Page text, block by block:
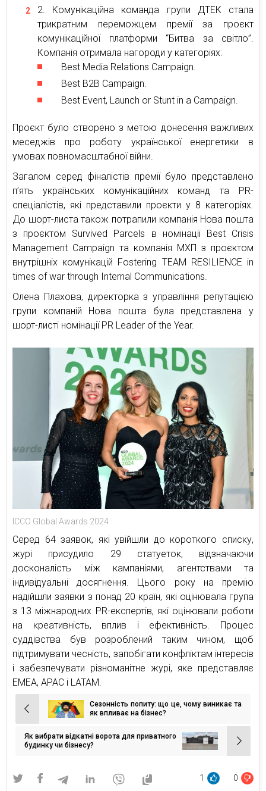
Комунікаційна команда групи ДТЕК стала
трикратним переможцем премії за проєкт
комунікаційної платформи “Битва за світло”.
Компанія отримала нагороди у категоріях:
Best Media Relations Campaign.
Best B2B Campaign.
Best Event, Launch or Stunt in a Campaign.
Проєкт було створено з метою донесення важливих
меседжів про роботу української енергетики в
умовах повномасштабної війни.
Загалом серед фіналістів премії було представлено
п’ять українських комунікаційних команд та PR-
спеціалістів, які представили проєкти у 8 категоріях.
До шорт-листа також потрапили компанія Нова пошта
з проєктом Survived Parcels в номінації Best Crisis
Management Campaign та компанія МХП з проєктом
внутрішніх комунікацій Fostering TEAM RESILIENCE in
times of war through Internal Communications.
Олена Плахова, директорка з управління репутацією
групи компаній Нова пошта була представлена у
шорт-листі номінації PR Leader of the Year.
ICCO Global Awards 2024
Серед 64 заявок, які увійшли до короткого списку,
журі присудило 29 статуеток, відзначаючи
досконалість між кампаніями, агентствами та
індивідуальні досягнення. Цього року на премію
надійшли заявки з понад 20 країн, які оцінювала група
з 13 міжнародних PR-експертів, які оцінювали роботи
на креативність, вплив і ефективність. Процес
суддівства був розроблений таким чином, щоб
підтримувати чесність, запобігати конфліктам інтересів
і забезпечувати різноманітне журі, яке представляє
EMEA, APAC і LATAM.
Навігація
записів
Сезонність попиту: що це, чому виникає та
як впливає на бізнес?
Як вибрати відкатні ворота для приватного
будинку чи бізнесу?
1 0